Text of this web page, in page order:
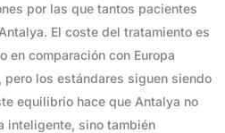
por las que tantos pacientes
El coste del tratamiento es
en comparación con Europa
los estándares siguen siendo
equilibrio hace que Antalya no
inteligente, sino también